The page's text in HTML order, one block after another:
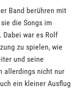
Band berühren mit
die Songs im
war es Rolf
zu spielen, wie
und seine
allerdings nicht nur
ein kleiner Ausflug